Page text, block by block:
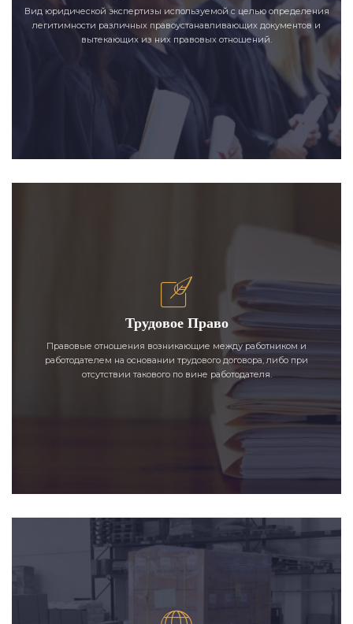
Вид юридической экспертизы используемой с целью определения
легитимности различных правоустанавливающих документов и
вытекающих из них правовых отношений.
Трудовое Право
Правовые отношения возникающие между работником и
работодателем на основании трудового договора, либо при
отсутствии такового по вине работодателя.